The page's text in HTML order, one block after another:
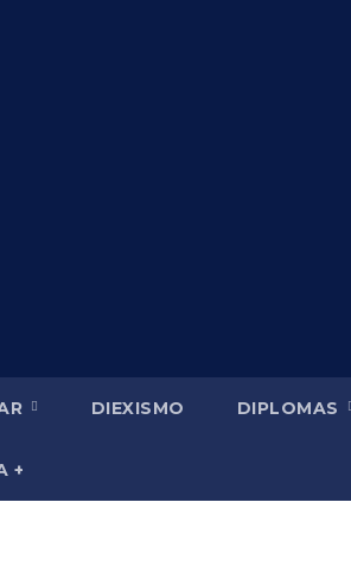
DIEXISMO DIPLOMAS
+